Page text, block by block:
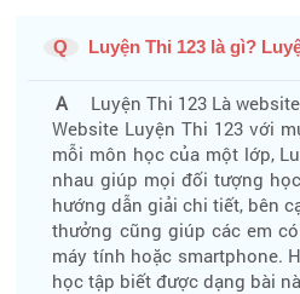
Q Luyện Thi 123 là gì?
A
Luyện Thi 123 Là
Website Luyện Thi 123 với
mỗi môn học của một lớp,
nhau giúp mọi đối tượng
hướng dẫn giải chi tiết, bên
thưởng cũng giúp các em
máy tính hoặc smartphone.
học tập biết được dạng bài